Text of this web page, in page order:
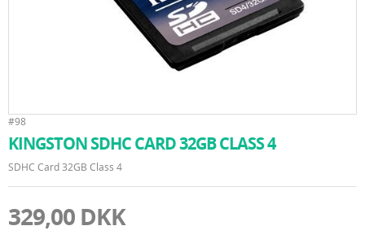
#98
KINGSTON SDHC CARD 32GB CLASS 4
SDHC Card 32GB Class 4
329,00 DKK